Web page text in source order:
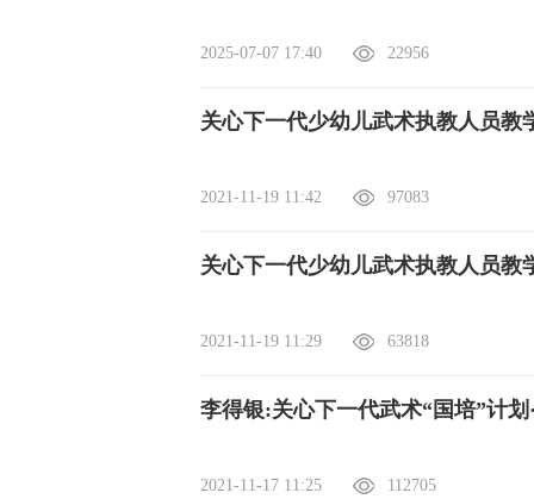
2025-07-07 17:40 22956
关心下一代少幼儿武术执教人员教
2021-11-19 11:42 97083
关心下一代少幼儿武术执教人员教
2021-11-19 11:29 63818
李得银:关心下一代武术“国培”计划
2021-11-17 11:25 112705